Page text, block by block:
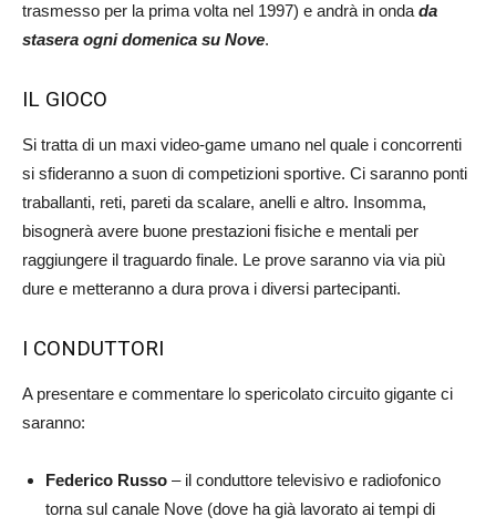
trasmesso per la prima volta nel 1997) e andrà in onda da
stasera ogni domenica su Nove.
IL GIOCO
Si tratta di un maxi video-game umano nel quale i concorrenti
si sfideranno a suon di competizioni sportive. Ci saranno ponti
traballanti, reti, pareti da scalare, anelli e altro. Insomma,
bisognerà avere buone prestazioni fisiche e mentali per
raggiungere il traguardo finale. Le prove saranno via via più
dure e metteranno a dura prova i diversi partecipanti.
I CONDUTTORI
A presentare e commentare lo spericolato circuito gigante ci
saranno:
Federico Russo – il conduttore televisivo e radiofonico
torna sul canale Nove (dove ha già lavorato ai tempi di